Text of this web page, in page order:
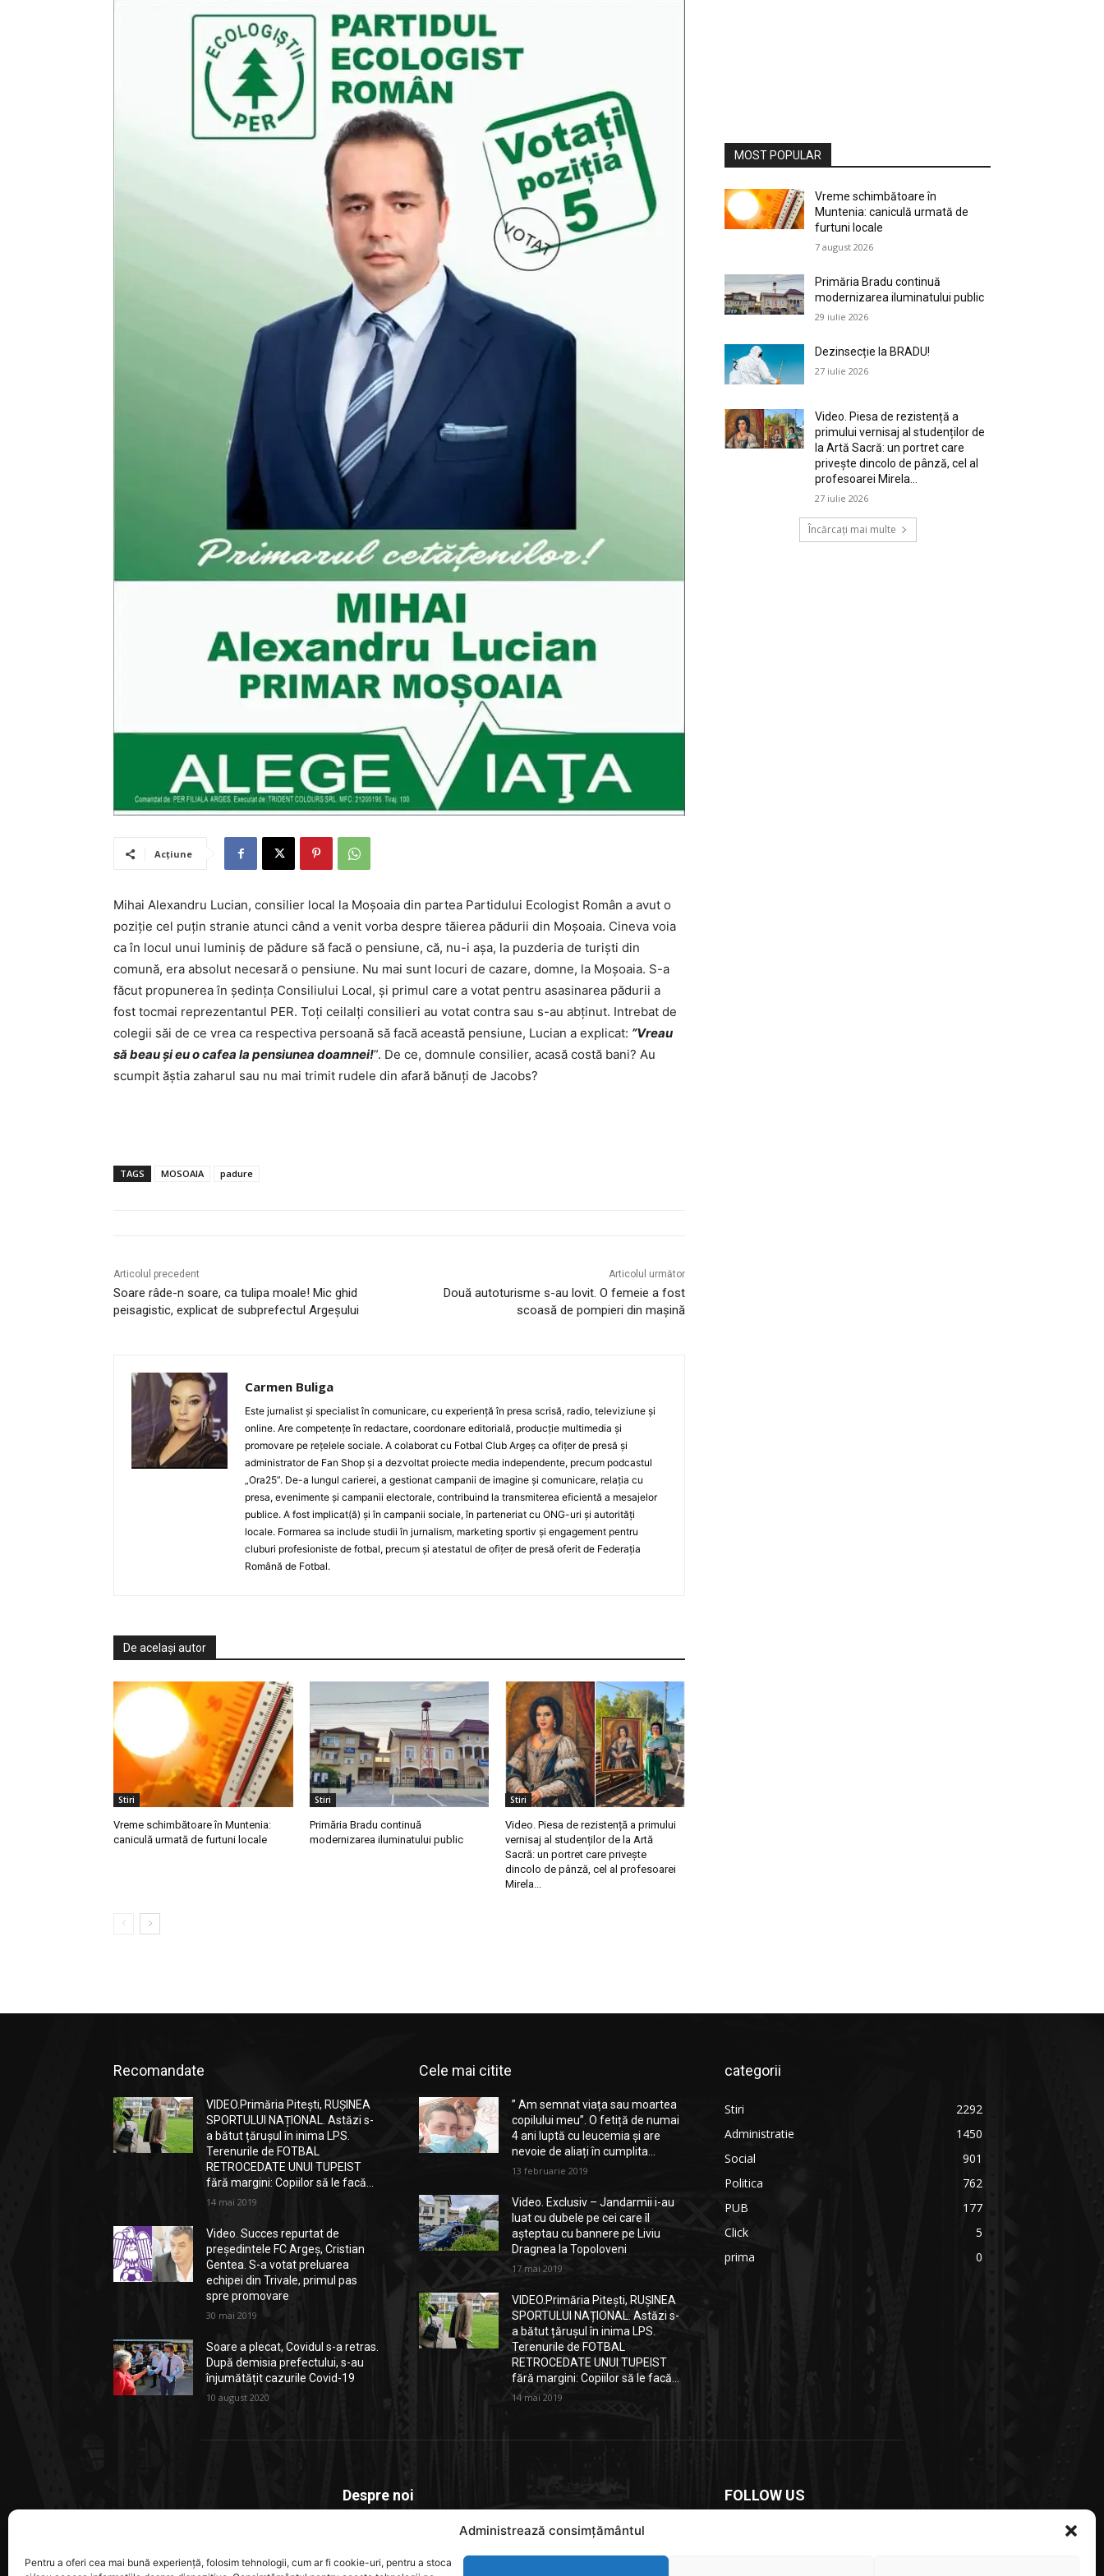
Administrează consimțământul
Pentru a oferi cea mai bună experiență, folosim tehnologii, cum ar fi cookie-uri, pentru a stoca
Acțiune
Mihai Alexandru Lucian, consilier local la Moșoaia din partea Partidului Ecologist Român a avut o
poziție cel puțin stranie atunci când a venit vorba despre tăierea pădurii din Moșoaia. Cineva voia
ca în locul unui luminiș de pădure să facă o pensiune, că, nu-i așa, la puzderia de turiști din
comună, era absolut necesară o pensiune. Nu mai sunt locuri de cazare, domne, la Moșoaia. S-a
făcut propunerea în ședința Consiliului Local, și primul care a votat pentru asasinarea pădurii a
fost tocmai reprezentantul PER. Toți ceilalți consilieri au votat contra sau s-au abținut. Intrebat de
colegii săi de ce vrea ca respectiva persoană să facă această pensiune, Lucian a explicat: ”Vreau
să beau și eu o cafea la pensiunea doamnei!”. De ce, domnule consilier, acasă costă bani? Au
scumpit ăștia zaharul sau nu mai trimit rudele din afară bănuți de Jacobs?
TAGS MOSOAIA padure
Articolul precedent
Soare râde-n soare, ca tulipa moale! Mic ghid
peisagistic, explicat de subprefectul Argeșului
Articolul următor
Două autoturisme s-au lovit. O femeie a fost
scoasă de pompieri din mașină
Carmen Buliga
Este jurnalist și specialist în comunicare, cu experiență în presa scrisă, radio, televiziune și
online. Are competențe în redactare, coordonare editorială, producție multimedia și
promovare pe rețelele sociale. A colaborat cu Fotbal Club Argeș ca ofițer de presă și
administrator de Fan Shop și a dezvoltat proiecte media independente, precum podcastul
„Ora25”. De-a lungul carierei, a gestionat campanii de imagine și comunicare, relația cu
presa, evenimente și campanii electorale, contribuind la transmiterea eficientă a mesajelor
publice. A fost implicat(ă) și în campanii sociale, în parteneriat cu ONG-uri și autorități
locale. Formarea sa include studii în jurnalism, marketing sportiv și engagement pentru
cluburi profesioniste de fotbal, precum și atestatul de ofițer de presă oferit de Federația
Română de Fotbal.
De același autor
Stiri
Vreme schimbătoare în Muntenia:
caniculă urmată de furtuni locale
Stiri
Primăria Bradu continuă
modernizarea iluminatului public
Stiri
Video. Piesa de rezistență a primului
vernisaj al studenților de la Artă
Sacră: un portret care privește
dincolo de pânză, cel al profesoarei
Mirela...
MOST POPULAR
Vreme schimbătoare în
Muntenia: caniculă urmată de
furtuni locale
7 august 2026
Primăria Bradu continuă
modernizarea iluminatului public
29 iulie 2026
Dezinsecție la BRADU!
27 iulie 2026
Video. Piesa de rezistență a
primului vernisaj al studenților de
la Artă Sacră: un portret care
privește dincolo de pânză, cel al
profesoarei Mirela...
27 iulie 2026
Încărcați mai multe
Recomandate
VIDEO.Primăria Pitești, RUȘINEA
SPORTULUI NAȚIONAL. Astăzi s-
a bătut țărușul în inima LPS.
Terenurile de FOTBAL
RETROCEDATE UNUI TUPEIST
fără margini: Copiilor să le facă...
14 mai 2019
Video. Succes repurtat de
președintele FC Argeș, Cristian
Gentea. S-a votat preluarea
echipei din Trivale, primul pas
spre promovare
30 mai 2019
Soare a plecat, Covidul s-a retras.
După demisia prefectului, s-au
înjumătățit cazurile Covid-19
10 august 2020
Cele mai citite
” Am semnat viața sau moartea
copilului meu”. O fetiță de numai
4 ani luptă cu leucemia și are
nevoie de aliați în cumplita...
13 februarie 2019
Video. Exclusiv – Jandarmii i-au
luat cu dubele pe cei care îl
așteptau cu bannere pe Liviu
Dragnea la Topoloveni
17 mai 2019
VIDEO.Primăria Pitești, RUȘINEA
SPORTULUI NAȚIONAL. Astăzi s-
a bătut țărușul în inima LPS.
Terenurile de FOTBAL
RETROCEDATE UNUI TUPEIST
fără margini: Copiilor să le facă...
14 mai 2019
categorii
Stiri
2292
Administratie
1450
Social
901
Politica
762
PUB
177
Click
5
prima
0
Despre noi
Stiridepitesti.ro este o platforma de știri dedicată comunității
locale, un spațiu unde informația relevantă. actuală și verificată
FOLLOW US